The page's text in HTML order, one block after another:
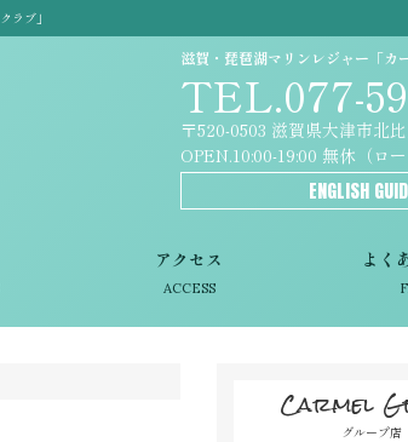
ラブ」
アクセス
ACCESS
よく
滋賀・琵琶湖マリンレジャー「カ
TEL.077-
〒520-0503 滋賀県大津市北
OPEN.10:00-19:00 無休（ロ
ENGLISH
Carmel
グループ店